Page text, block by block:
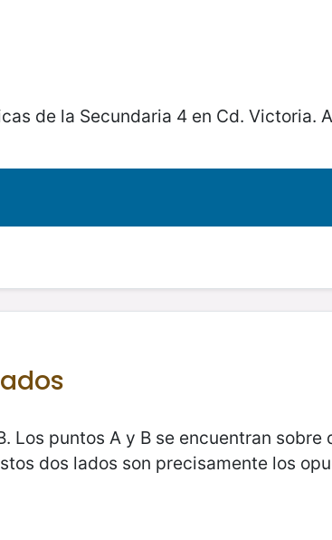
de la Secundaria 4 en Cd. Victoria.
Los puntos A y B se encuentran sobre
dos lados son precisamente los